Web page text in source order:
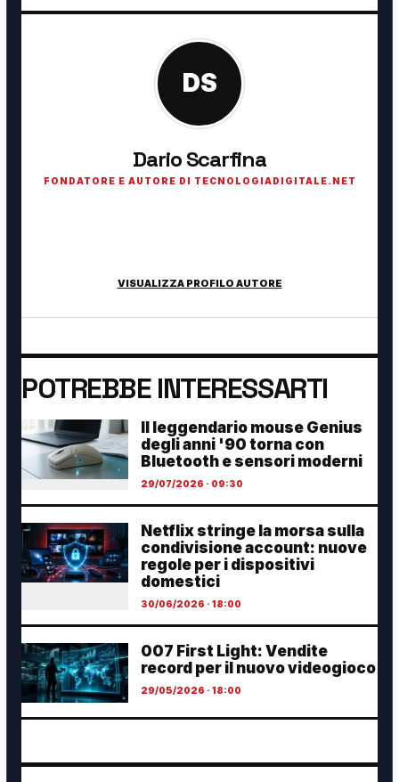
DS
Dario Scarfina
FONDATORE E AUTORE DI TECNOLOGIADIGITALE.NET
VISUALIZZA PROFILO AUTORE
POTREBBE INTERESSARTI
Il leggendario mouse Genius
degli anni '90 torna con
Bluetooth e sensori moderni
29/07/2026 · 09:30
Netflix stringe la morsa sulla
condivisione account: nuove
regole per i dispositivi
domestici
30/06/2026 · 18:00
007 First Light: Vendite
record per il nuovo videogioco
29/05/2026 · 18:00